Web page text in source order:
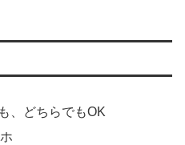
、どちらでもOK